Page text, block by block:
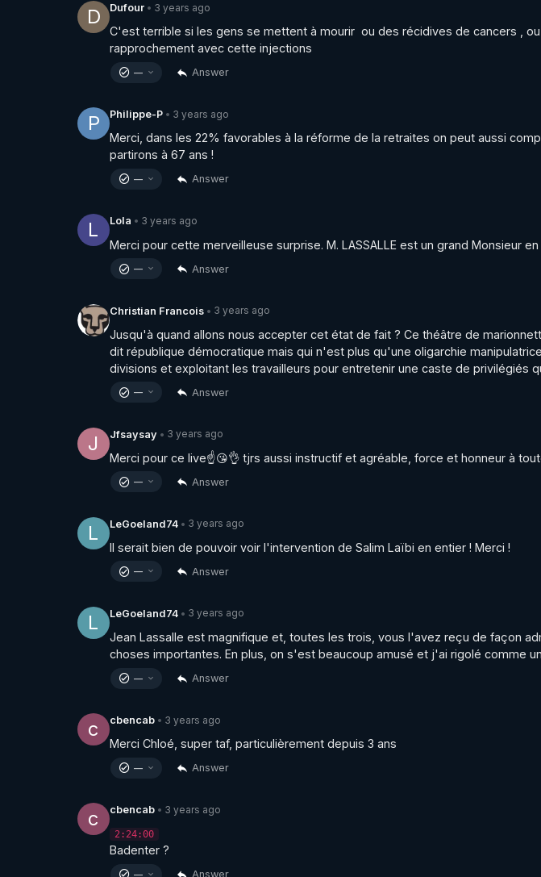
• Rumble : https://rumble.com/user/ameliepaul
• Spotify : https://spoti.fi/3LPx5uF
• VK : https://vk.com/ameliepaul
• Telegram - canal d'info :
https://youtu.be/SubAO3xIQ7E
■ Sources Chloé
• Drag Queen Tralala Lita pour les enfants en Suisse
https://www.rts.ch/audio-podcast/2022/audio/ici-la-suisse-la-drag-queen-
enfants-dans-une-bibliotheque-25859379.html
• Bibliomedia soutient Tralala Lita qui fait la lecture aux enfants : "Les
https://www.bibliomedia.ch/fr/animations-lecture-avec-des-drag-queens-
une-ouverture-vers-la-diversite-et-la-litterature-jeunesse
Il s'agit d'un texte qui décrit une animation lecture avec Tralala Lita et qui
s'inscrivent parfaitement dans les objectifs et missions des bibliothèques."
https://www.linkedin.com/posts/bibliomedia-suisse-romande_animations-
Suite des sources en commentaire ⤵️
D Dufour • 3 years ago
C'est terrible si les gens se mettent à mourir  ou des récidives de cancers ,
rapprochement avec cette injections
— Answer
P Philippe-P • 3 years ago
Merci, dans les 22% favorables à la réforme de la retraites on peut aussi
partirons à 67 ans !
— Answer
L Lola • 3 years ago
Merci pour cette merveilleuse surprise. M. LASSALLE est un grand Monsieur
— Answer
Christian Francois • 3 years ago
Jusqu'à quand allons nous accepter cet état de fait ? Ce théâtre de
dit république démocratique mais qui n'est plus qu'une oligarchie
divisions et exploitant les travailleurs pour entretenir une caste de privilégiés
— Answer
J Jfsaysay • 3 years ago
Merci pour ce live☝️😘👌 tjrs aussi instructif et agréable, force et honneur à
— Answer
L LeGoeland74 • 3 years ago
Il serait bien de pouvoir voir l'intervention de Salim Laïbi en entier ! Merci !
— Answer
L LeGoeland74 • 3 years ago
Jean Lassalle est magnifique et, toutes les trois, vous l'avez reçu de façon
choses importantes. En plus, on s'est beaucoup amusé et j'ai rigolé comme un
— Answer
c cbencab • 3 years ago
Merci Chloé, super taf, particulièrement depuis 3 ans
— Answer
c cbencab • 3 years ago
2:24:00
Badenter ?
— Answer